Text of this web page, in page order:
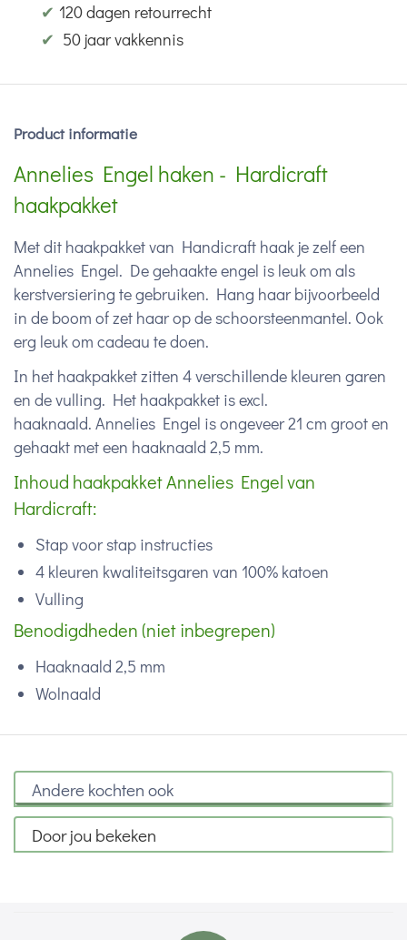
✔ 120 dagen retourrecht
✔ 50 jaar vakkennis
Product informatie
Annelies Engel haken - Hardicraft
haakpakket
Met dit haakpakket van Handicraft haak je zelf een
Annelies Engel. De gehaakte engel is leuk om als
kerstversiering te gebruiken. Hang haar bijvoorbeeld
in de boom of zet haar op de schoorsteenmantel. Ook
erg leuk om cadeau te doen.
In het haakpakket zitten 4 verschillende kleuren garen
en de vulling. Het haakpakket is excl.
haaknaald. Annelies Engel is ongeveer 21 cm groot en
gehaakt met een haaknaald 2,5 mm.
Inhoud haakpakket Annelies Engel van
Hardicraft:
Stap voor stap instructies
4 kleuren kwaliteitsgaren van 100% katoen
Vulling
Benodigdheden (niet inbegrepen)
Haaknaald 2,5 mm
Wolnaald
Andere kochten ook
Door jou bekeken